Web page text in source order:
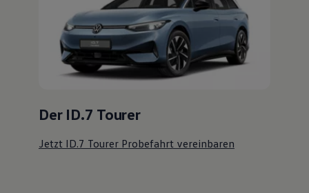
Der ID.7 Tourer
Jetzt ID.7 Tourer Probefahrt vereinbaren
Ihrenächsten
Schritte